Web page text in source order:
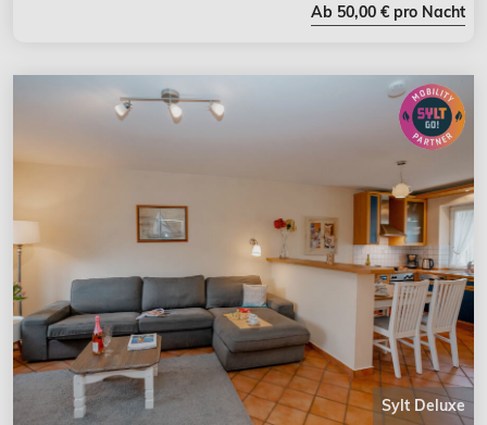
Ab 50,00 € pro Nacht
Sylt Deluxe